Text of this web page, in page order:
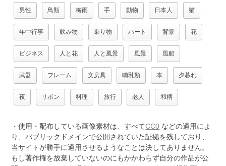
男性 鳥類 梅雨 手 動物 日本人 猫
年中行事 飲み物 乗り物 ハート 背景 花
ビジネス 人と花 人と風景 風景 風船
武器 フレーム 文房具 哺乳類 本 夕暮れ
夜 リボン 料理 旅行 老人 和柄
・使用・配布している画像素材は、すべてCC0 などの適用によ
り、パブリックドメインで公開されていた証拠を残しており、
当サイトが勝手に適用させるようなことは決してありません。
もし著作権を放棄していないのにもかかわらず自分の作品が公